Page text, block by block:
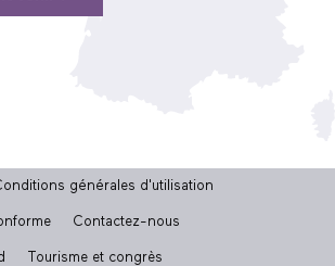
générales d'utilisation
Contactez-nous
Tourisme et congrès